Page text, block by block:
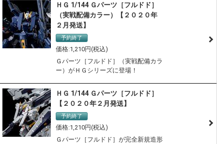
ＨＧ 1/144 Ｇパーツ［フルドド］
（実戦配備カラー）【２０２０年
２月発送】
予約終了
1,210
Ｇパーツ［フルドド］（実戦配備カラ
ー）がＨＧシリーズに登場！
ＨＧ 1/144 Ｇパーツ［フルドド］
【２０２０年２月発送】
予約終了
1,210
Ｇパーツ［フルドド］が完全新規造形